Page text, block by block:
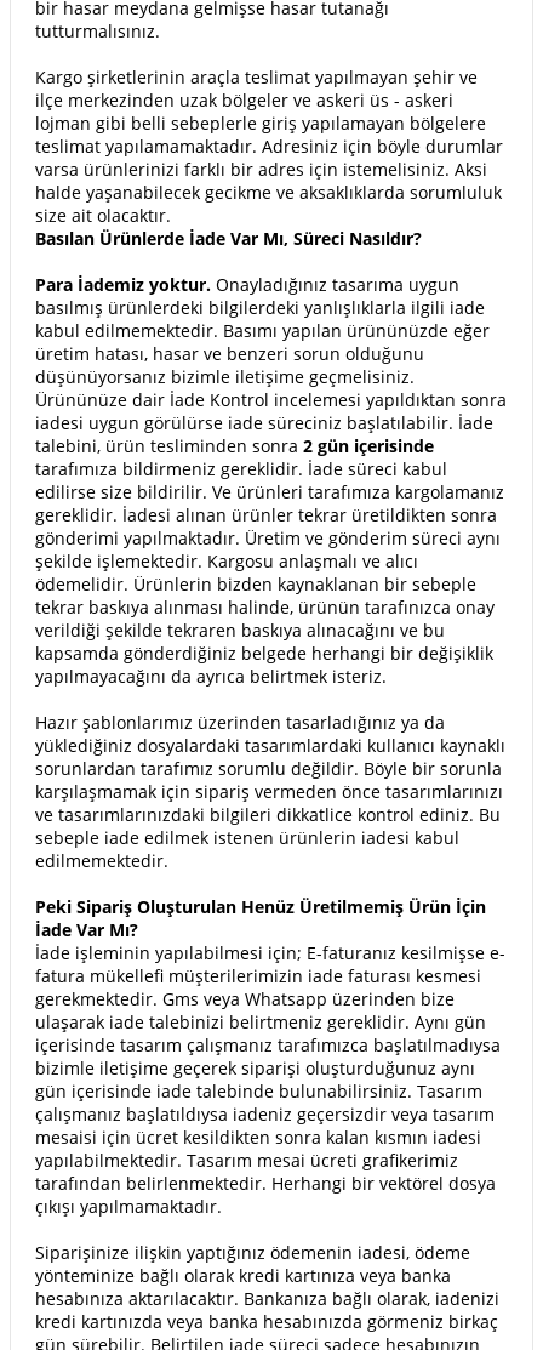
bir hasar meydana gelmişse hasar tutanağı
tutturmalısınız.
Kargo şirketlerinin araçla teslimat yapılmayan şehir ve
ilçe merkezinden uzak bölgeler ve askeri üs - askeri
lojman gibi belli sebeplerle giriş yapılamayan bölgelere
teslimat yapılamamaktadır. Adresiniz için böyle durumlar
varsa ürünlerinizi farklı bir adres için istemelisiniz. Aksi
halde yaşanabilecek gecikme ve aksaklıklarda sorumluluk
size ait olacaktır.
Basılan Ürünlerde İade Var Mı, Süreci Nasıldır?
Para İademiz yoktur. Onayladığınız tasarıma uygun
basılmış ürünlerdeki bilgilerdeki yanlışlıklarla ilgili iade
kabul edilmemektedir. Basımı yapılan ürününüzde eğer
üretim hatası, hasar ve benzeri sorun olduğunu
düşünüyorsanız bizimle iletişime geçmelisiniz.
Ürününüze dair İade Kontrol incelemesi yapıldıktan sonra
iadesi uygun görülürse iade süreciniz başlatılabilir. İade
talebini, ürün tesliminden sonra 2 gün içerisinde
tarafımıza bildirmeniz gereklidir. İade süreci kabul
edilirse size bildirilir. Ve ürünleri tarafımıza kargolamanız
gereklidir. İadesi alınan ürünler tekrar üretildikten sonra
gönderimi yapılmaktadır. Üretim ve gönderim süreci aynı
şekilde işlemektedir. Kargosu anlaşmalı ve alıcı
ödemelidir. Ürünlerin bizden kaynaklanan bir sebeple
tekrar baskıya alınması halinde, ürünün tarafınızca onay
verildiği şekilde tekraren baskıya alınacağını ve bu
kapsamda gönderdiğiniz belgede herhangi bir değişiklik
yapılmayacağını da ayrıca belirtmek isteriz.
Hazır şablonlarımız üzerinden tasarladığınız ya da
yüklediğiniz dosyalardaki tasarımlardaki kullanıcı kaynaklı
sorunlardan tarafımız sorumlu değildir. Böyle bir sorunla
karşılaşmamak için sipariş vermeden önce tasarımlarınızı
ve tasarımlarınızdaki bilgileri dikkatlice kontrol ediniz. Bu
sebeple iade edilmek istenen ürünlerin iadesi kabul
edilmemektedir.
Peki Sipariş Oluşturulan Henüz Üretilmemiş Ürün İçin
İade Var Mı?
İade işleminin yapılabilmesi için; E-faturanız kesilmişse e-
fatura mükellefi müşterilerimizin iade faturası kesmesi
gerekmektedir. Gms veya Whatsapp üzerinden bize
ulaşarak iade talebinizi belirtmeniz gereklidir. Aynı gün
içerisinde tasarım çalışmanız tarafımızca başlatılmadıysa
bizimle iletişime geçerek siparişi oluşturduğunuz aynı
gün içerisinde iade talebinde bulunabilirsiniz. Tasarım
çalışmanız başlatıldıysa iadeniz geçersizdir veya tasarım
mesaisi için ücret kesildikten sonra kalan kısmın iadesi
yapılabilmektedir. Tasarım mesai ücreti grafikerimiz
tarafından belirlenmektedir. Herhangi bir vektörel dosya
çıkışı yapılmamaktadır.
Siparişinize ilişkin yaptığınız ödemenin iadesi, ödeme
yönteminize bağlı olarak kredi kartınıza veya banka
hesabınıza aktarılacaktır. Bankanıza bağlı olarak, iadenizi
kredi kartınızda veya banka hesabınızda görmeniz birkaç
gün sürebilir. Belirtilen iade süreci sadece hesabınızın